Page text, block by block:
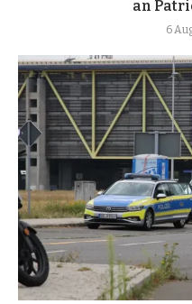
an
6